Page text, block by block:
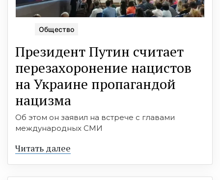
Общество
Президент Путин считает
перезахоронение нацистов
на Украине пропагандой
нацизма
Об этом он заявил на встрече с главами
международных СМИ
Читать далее